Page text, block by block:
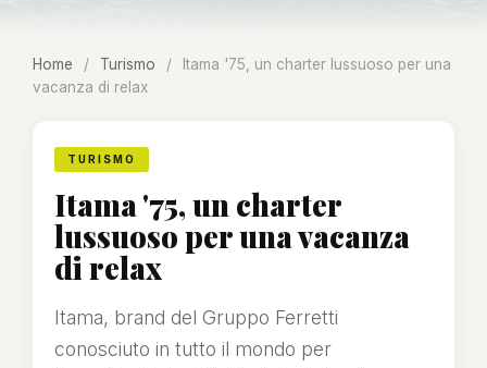
Home / Turismo /
Itama '75, un charter lussuoso per una
vacanza di relax
TURISMO
Itama '75, un charter
lussuoso per una vacanza
di relax
Itama, brand del Gruppo Ferretti
conosciuto in tutto il mondo per